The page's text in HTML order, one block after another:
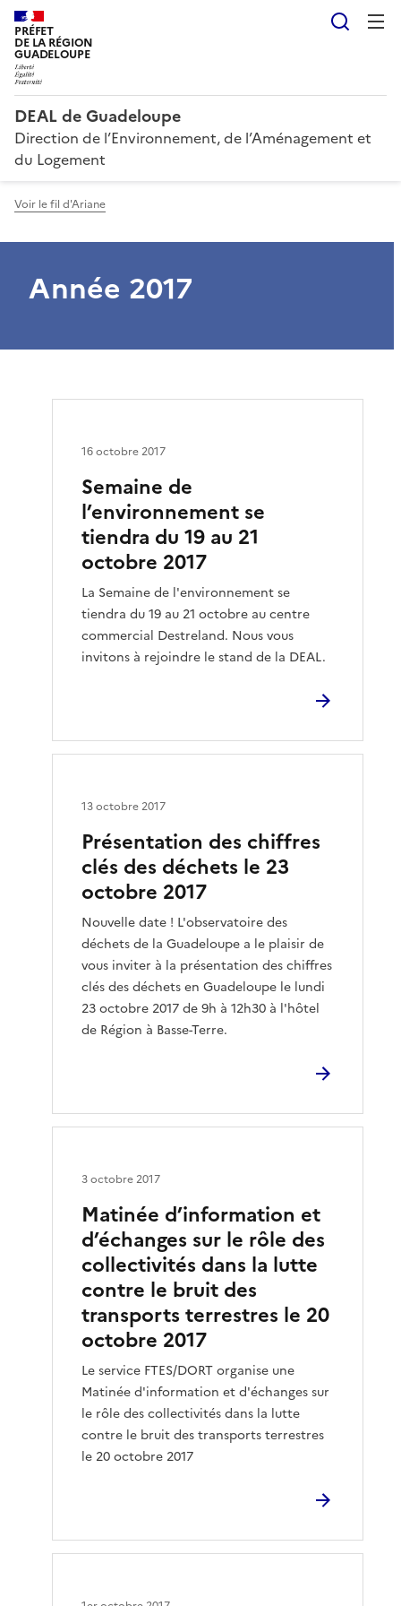
PRÉFET
DE LA RÉGION
GUADELOUPE
DEAL de Guadeloupe
Direction de l’Environnement, de l’Aménagement et
du Logement
Voir le fil d'Ariane
Année 2017
Semaine de
l’environnement se
tiendra du 19 au 21
octobre 2017
La Semaine de l'environnement se
tiendra du 19 au 21 octobre au centre
commercial Destreland. Nous vous
invitons à rejoindre le stand de la DEAL.
16 octobre 2017
Présentation des chiffres
clés des déchets le 23
octobre 2017
Nouvelle date ! L'observatoire des
déchets de la Guadeloupe a le plaisir de
vous inviter à la présentation des chiffres
clés des déchets en Guadeloupe le lundi
23 octobre 2017 de 9h à 12h30 à l'hôtel
de Région à Basse-Terre.
13 octobre 2017
Matinée d’information et
d’échanges sur le rôle des
collectivités dans la lutte
contre le bruit des
transports terrestres le 20
octobre 2017
Le service FTES/DORT organise une
Matinée d'information et d'échanges sur
le rôle des collectivités dans la lutte
contre le bruit des transports terrestres
le 20 octobre 2017
3 octobre 2017